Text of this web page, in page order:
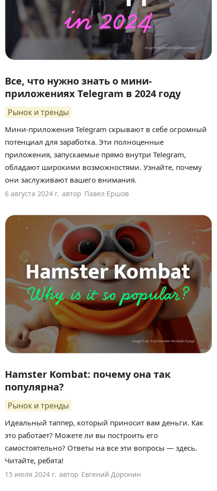
Все, что нужно знать о мини-
приложениях Telegram в 2024 году
Рынок и тренды
Мини-приложения Telegram скрывают в себе огромный
потенциал для заработка. Эти полноценные
приложения, запускаемые прямо внутри Telegram,
обладают широкими возможностями. Узнайте, почему
они заслуживают вашего внимания.
6 августа 2024 г. автор Павел Ершов
Hamster Kombat: почему она так
популярна?
Рынок и тренды
Идеальный таппер, который приносит вам деньги. Как
это работает? Можете ли вы построить его
самостоятельно? Ответы на все эти вопросы — здесь.
Читайте, ребята!
15 июля 2024 г. автор Евгений Доронин